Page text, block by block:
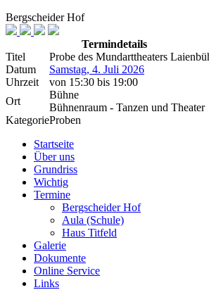
Bergscheider Hof
Termindetails
Titel
Probe des Mundarttheaters
Datum
Samstag, 4. Juli 2026
Uhrzeit
von 15:30 bis 19:00
Ort
Bühne
Bühnenraum - Tanzen und Theater
KategorieProben
Startseite
Über uns
Grundriss
Wichtig
Termine
Bergscheider Hof
Aula (Schule)
Haus Titfeld
Galerie
Dokumente
Online Service
Links